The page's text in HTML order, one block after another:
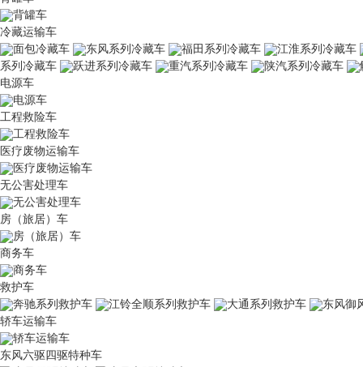
背罐车
冷藏运输车
面包冷藏车
东风系列冷藏车 福田系列冷藏车
江淮系列冷藏车
系列冷藏车
跃进系列冷藏车 重汽系列冷藏车 陕汽系列冷藏车
电源车
电源车
工程救险车
工程救险车
医疗废物运输车
医疗废物运输车
无公害处理车
无公害处理车
房（旅居）车
房（旅居）车
商务车
商务车
救护车
奔驰系列救护车
江铃全顺系列救护车 大通系列救护车
东风御
轿车运输车
轿车运输车
东风六驱四驱特种车